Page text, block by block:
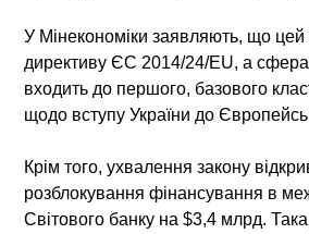
У Мінекономіки заявляють, що цей
директиву ЄС 2014/24/EU, а сфера
входить до першого, базового
щодо вступу України до
Крім того, ухвалення закону
розблокування фінансування в
Світового банку на $3,4 млрд.